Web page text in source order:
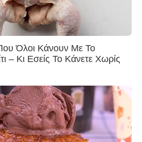
Όλοι Κάνουν Με Το
– Κι Εσείς Το Κάνετε Χωρίς